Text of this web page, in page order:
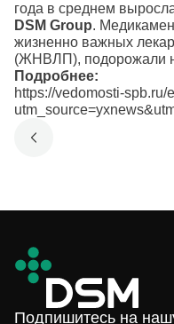
года в среднем
DSM Group.
жизненно важных
(ЖНВЛП), подорожали
Подробнее:
https://vedomosti-
Подпишитесь на